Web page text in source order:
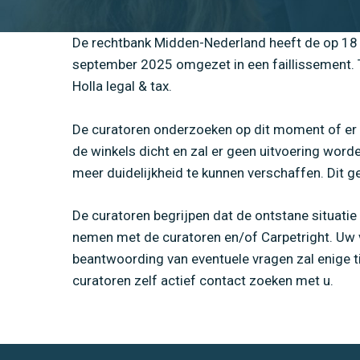
De rechtbank Midden-Nederland heeft de op
september 2025 omgezet in een faillissement.
Holla legal & tax.
De curatoren onderzoeken op dit moment of
de winkels dicht en zal er geen uitvoering
meer duidelijkheid te kunnen verschaffen. Dit
De curatoren begrijpen dat de ontstane
nemen met de curatoren en/of Carpetright. Uw
beantwoording van eventuele vragen zal
curatoren zelf actief contact zoeken met u.